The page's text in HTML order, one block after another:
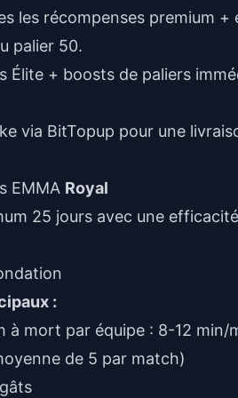
les récompenses premium
palier 50.
Élite + boosts de paliers
via BitTopup pour une
EMMA Royal
25 jours avec une
:
à mort par équipe : 8-12 min/
de 5 par match)